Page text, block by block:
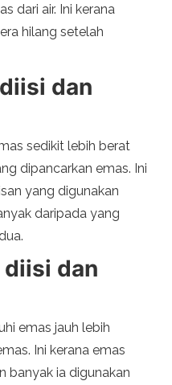
dari air. Ini kerana
hilang setelah
dan
sedikit lebih berat
dipancarkan emas. Ini
yang digunakan
daripada yang
diisi dan
emas jauh lebih
Ini kerana emas
banyak ia digunakan